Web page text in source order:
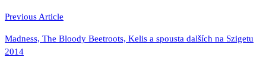
pro
Previous Article
Madness, The Bloody Beetroots, Kelis a spousta dalších na Szigetu
2014